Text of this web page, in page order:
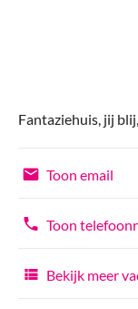
Fantaziehuis, jij
Toon email
Toon
Bekijk meer